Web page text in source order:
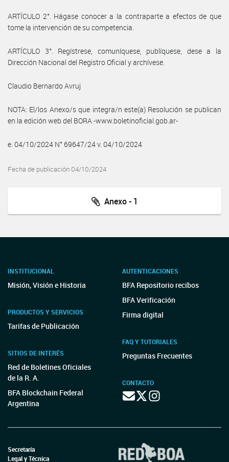
ARTÍCULO 2°. Hágase conocer a la contraparte a efectos de que
tome la intervención de su competencia.
ARTÍCULO 3°. Regístrese, comuníquese, publíquese, dese a la
Dirección Nacional del Registro Oficial y archívese.
Claudio Bernardo Avruj
NOTA: El/los Anexo/s que integra/n este(a) Resolución se publican
en la edición web del BORA -www.boletinoficial.gob.ar-
e. 04/10/2024 N° 69647/24 v. 04/10/2024
Fecha de publicación 04/10/2024
Anexo - 1
INSTITUCIONAL
Misión, Visión e Historia
PRODUCTOS Y SERVICIOS
Tarifas de Publicación
SITIOS DE INTERÉS
Red de Boletines Oficiales
de la R. A.
BFA Blockchain Federal
Argentina
AUTENTICACIONES
BFA Repositorio recibos
BFA Verificación
Firma digital
FAQ Y TUTORIALES
Preguntas Frecuentes
CONTACTO
Secretaría
Legal y Técnica